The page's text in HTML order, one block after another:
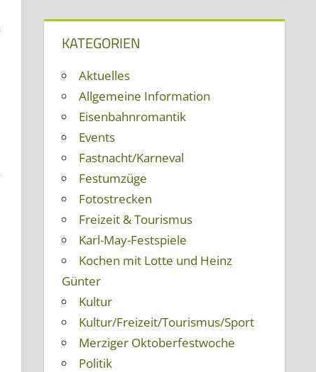
KATEGORIEN
Aktuelles
Allgemeine Information
Eisenbahnromantik
Events
Fastnacht/Karneval
Festumzüge
Fotostrecken
Freizeit & Tourismus
Karl-May-Festspiele
Kochen mit Lotte und Heinz
Günter
Kultur
Kultur/Freizeit/Tourismus/Sport
Merziger Oktoberfestwoche
Politik